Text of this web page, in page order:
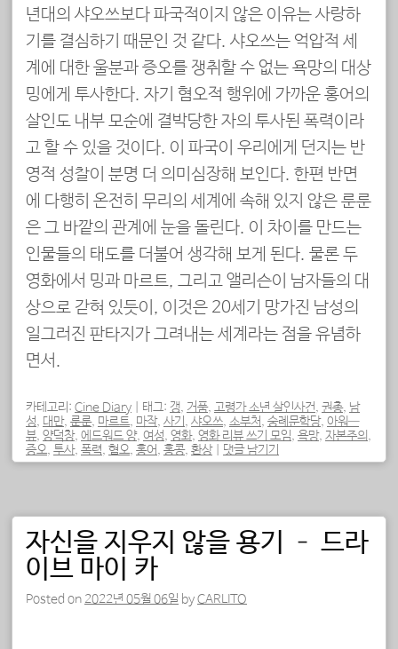
년대의 샤오쓰보다 파국적이지 않은 이유는 사랑하
기를 결심하기 때문인 것 같다. 샤오쓰는 억압적 세
계에 대한 울분과 증오를 쟁취할 수 없는 욕망의 대상
밍에게 투사한다. 자기 혐오적 행위에 가까운 홍어의
살인도 내부 모순에 결박당한 자의 투사된 폭력이라
고 할 수 있을 것이다. 이 파국이 우리에게 던지는 반
영적 성찰이 분명 더 의미심장해 보인다. 한편 반면
에 다행히 온전히 무리의 세계에 속해 있지 않은 룬룬
은 그 바깥의 관계에 눈을 돌린다. 이 차이를 만드는
인물들의 태도를 더불어 생각해 보게 된다. 물론 두
영화에서 밍과 마르트, 그리고 앨리슨이 남자들의 대
상으로 갇혀 있듯이, 이것은 20세기 망가진 남성의
일그러진 판타지가 그려내는 세계라는 점을 유념하
면서.
카테고리: Cine Diary 태그: 갱, 거품, 고령가 소년 살인사건, 권총, 남
성, 대만, 룬룬, 마르트, 마작, 사기 , 샤오쓰, 소부처, 숭례문학당, 아워—
뷰, 양덕창, 에드워드 양, 여성, 영화, 영화 리뷰 쓰기 모임, 욕망, 자본주의,
증오, 투사, 폭력, 혐오, 홍어, 홍콩, 환상 댓글 남기기
자신을 지우지 않을 용기 – 드라
이브 마이 카
Posted on 2022년 05월 06일 byCARLITO